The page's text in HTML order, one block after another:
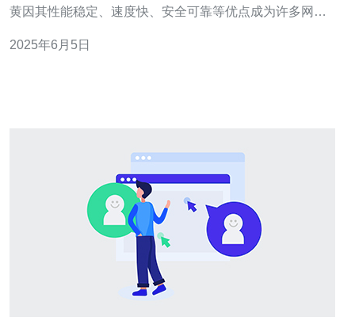
黄因其性能稳定、速度快、安全可靠等优点成为许多网站
用场景。 日本服务器黄采用先进的硬件设备和优质的网络
2025年6月5日